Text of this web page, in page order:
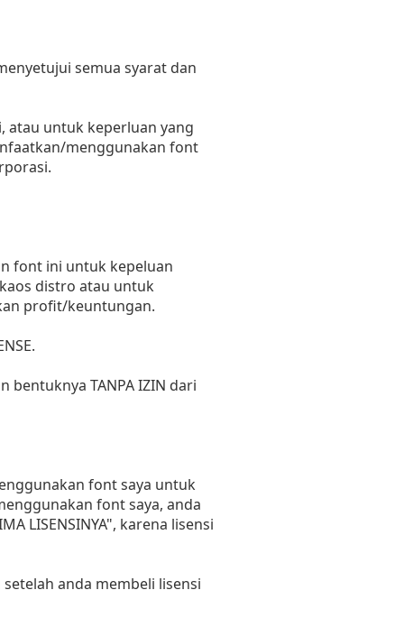
semua syarat dan
atau untuk keperluan yang
menggunakan font
font ini untuk kepeluan
distro atau untuk
profit/keuntungan.
TANPA IZIN dari
font saya untuk
font saya, anda
LISENSINYA", karena lisensi
anda membeli lisensi